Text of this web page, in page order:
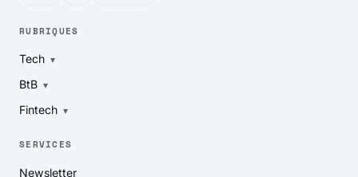
RUBRIQUES
Tech
BtB
Fintech
SERVICES
Newsletter